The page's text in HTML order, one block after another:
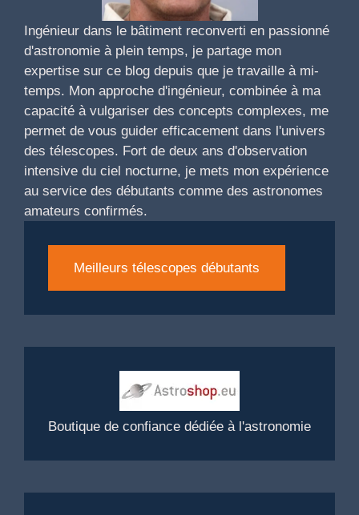
Ingénieur dans le bâtiment reconverti en passionné
d'astronomie à plein temps, je partage mon
expertise sur ce blog depuis que je travaille à mi-
temps. Mon approche d'ingénieur, combinée à ma
capacité à vulgariser des concepts complexes, me
permet de vous guider efficacement dans l'univers
des télescopes. Fort de deux ans d'observation
intensive du ciel nocturne, je mets mon expérience
au service des débutants comme des astronomes
amateurs confirmés.
Meilleurs télescopes débutants
Boutique de confiance dédiée à l'astronomie